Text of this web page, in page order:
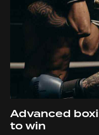
Advanced
to win